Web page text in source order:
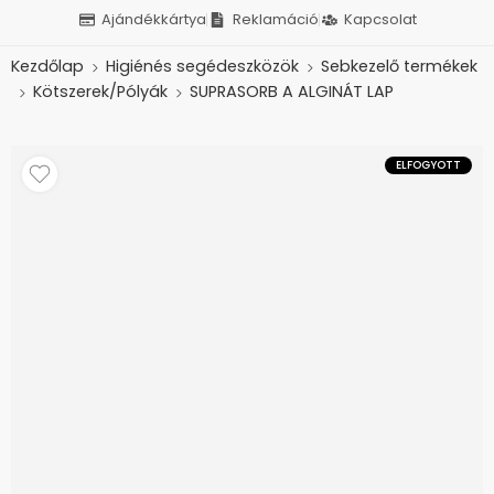
Ajándékkártya Reklamáció Kapcsolat
Kezdőlap Higiénés segédeszközök
Sebkezelő termékek
Kötszerek/Pólyák
SUPRASORB A ALGINÁT LAP
ELFOGYOTT